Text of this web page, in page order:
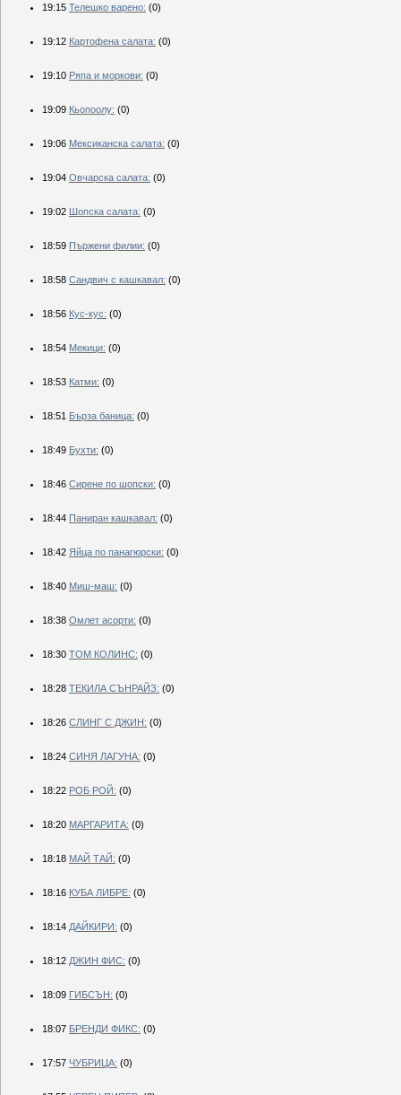
19:15 Телешко варено: (0)
19:12 Картофена салата: (0)
19:10 Ряпа и моркови: (0)
19:09 Кьопоолу: (0)
19:06 Мексиканска салата: (0)
19:04 Овчарска салата: (0)
19:02 Шопска салата: (0)
18:59 Пържени филии: (0)
18:58 Сандвич с кашкавал: (0)
18:56 Кус-кус: (0)
18:54 Мекици: (0)
18:53 Катми: (0)
18:51 Бърза баница: (0)
18:49 Бухти: (0)
18:46 Сирене по шопски: (0)
18:44 Паниран кашкавал: (0)
18:42 Яйца по панагюрски: (0)
18:40 Миш-маш: (0)
18:38 Омлет асорти: (0)
18:30 ТОМ КОЛИНС: (0)
18:28 ТЕКИЛА СЪНРАЙЗ: (0)
18:26 СЛИНГ С ДЖИН: (0)
18:24 СИНЯ ЛАГУНА: (0)
18:22 РОБ РОЙ: (0)
18:20 МАРГАРИТА: (0)
18:18 МАЙ ТАЙ: (0)
18:16 КУБА ЛИБРЕ: (0)
18:14 ДАЙКИРИ: (0)
18:12 ДЖИН ФИС: (0)
18:09 ГИБСЪН: (0)
18:07 БРЕНДИ ФИКС: (0)
17:57 ЧУБРИЦА: (0)